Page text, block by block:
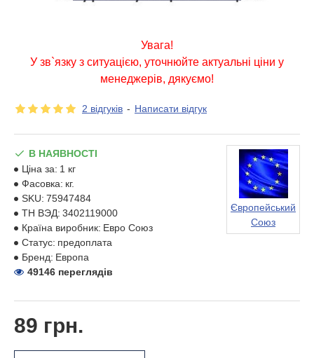
Увага!
У зв`язку з ситуацією, уточнюйте актуальні ціни у
менеджерів, дякуємо!
2 відгуків - Написати відгук
89 грн.
В НАЯВНОСТІ
Ціна за: 1 кг
Фасовка: кг.
SKU: 75947484
ТН ВЭД: 3402119000
Країна виробник: Евро Союз
Статус: предоплата
Бренд: Европа
Європейський
Союз
49146 переглядів